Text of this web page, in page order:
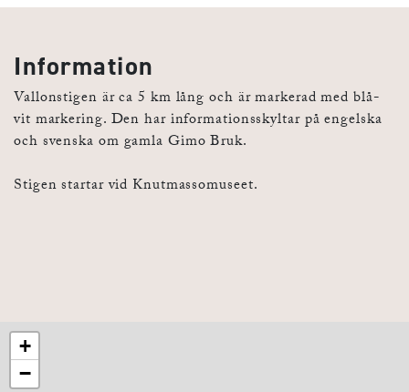
Information
Vallonstigen är ca 5 km lång och är markerad med blå-
vit markering. Den har informationsskyltar på engelska
och svenska om gamla Gimo Bruk.
Stigen startar vid Knutmassomuseet.
+
−